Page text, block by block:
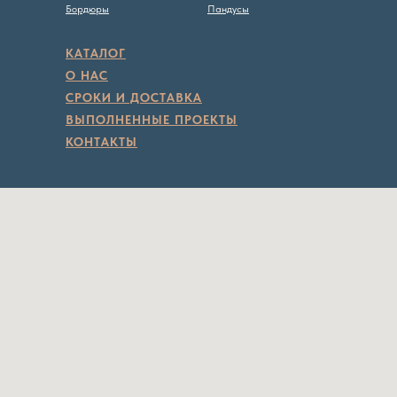
Пандусы
КАТАЛОГ
О НАС
СРОКИ И ДОСТАВКА
ВЫПОЛНЕННЫЕ ПРОЕКТЫ
КОНТАКТЫ
Бордюры